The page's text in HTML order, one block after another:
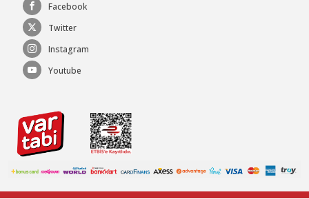
Facebook
Twitter
Instagram
Youtube